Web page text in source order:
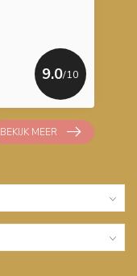
9.0/10
BEKIJK MEER